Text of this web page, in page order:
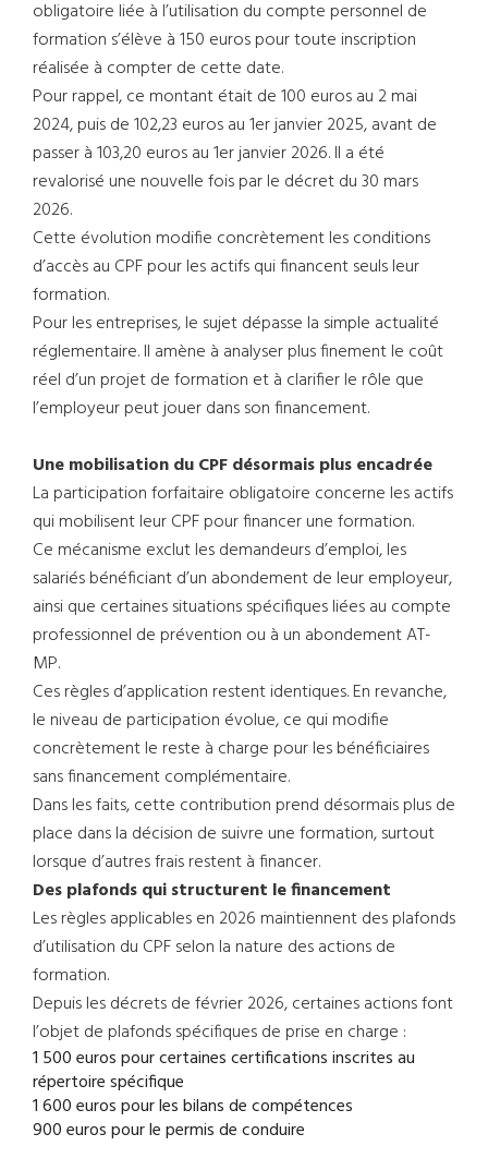
obligatoire liée à l’utilisation du compte personnel de
formation s’élève à 150 euros pour toute inscription
réalisée à compter de cette date.
Pour rappel, ce montant était de 100 euros au 2 mai
2024, puis de 102,23 euros au 1er janvier 2025, avant de
passer à 103,20 euros au 1er janvier 2026. Il a été
revalorisé une nouvelle fois par le décret du 30 mars
2026.
Cette évolution modifie concrètement les conditions
d’accès au CPF pour les actifs qui financent seuls leur
formation.
Pour les entreprises, le sujet dépasse la simple actualité
réglementaire. Il amène à analyser plus finement le coût
réel d’un projet de formation et à clarifier le rôle que
l’employeur peut jouer dans son financement.
Une mobilisation du CPF désormais plus encadrée
La participation forfaitaire obligatoire concerne les actifs
qui mobilisent leur CPF pour financer une formation.
Ce mécanisme exclut les demandeurs d’emploi, les
salariés bénéficiant d’un abondement de leur employeur,
ainsi que certaines situations spécifiques liées au compte
professionnel de prévention ou à un abondement AT-
MP.
Ces règles d’application restent identiques. En revanche,
le niveau de participation évolue, ce qui modifie
concrètement le reste à charge pour les bénéficiaires
sans financement complémentaire.
Dans les faits, cette contribution prend désormais plus de
place dans la décision de suivre une formation, surtout
lorsque d’autres frais restent à financer.
Des plafonds qui structurent le financement
Les règles applicables en 2026 maintiennent des plafonds
d’utilisation du CPF selon la nature des actions de
formation.
Depuis les décrets de février 2026, certaines actions font
l’objet de plafonds spécifiques de prise en charge :
1 500 euros pour certaines certifications inscrites au
répertoire spécifique
1 600 euros pour les bilans de compétences
900 euros pour le permis de conduire